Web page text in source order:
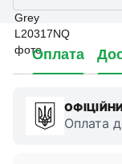
Оплата
Оплата